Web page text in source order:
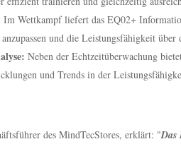
Im Wettkampf liefert das EQ02+
und die Leistungsfähigkeit
Neben der Echtzeitüberwachung
und Trends in der
des MindTecStores, erklärt: "Das